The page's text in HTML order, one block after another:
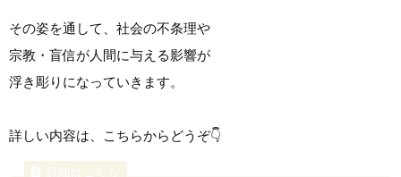
その姿を通して、社会の不条理や
宗教・盲信が人間に与える影響が
浮き彫りになっていきます。
詳しい内容は、こちらからどうぞ👇